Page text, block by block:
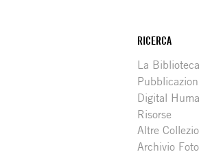
RICERCA
La Biblioteca
Digital
Risorse
Altre
Archivio